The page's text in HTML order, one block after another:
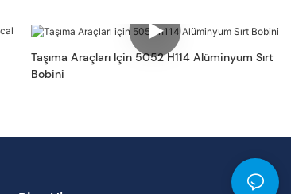
Taşıma Araçları Için 5052 H114 Alüminyum Sırt
Bobini